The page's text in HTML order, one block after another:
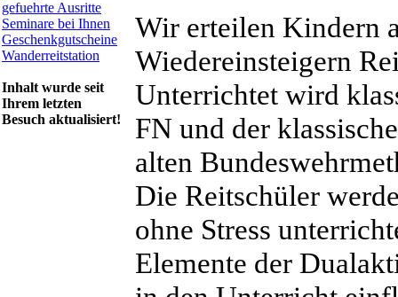
gefuehrte Ausritte
Seminare bei Ihnen
Geschenkgutscheine
Wanderreitstation
Inhalt wurde seit
Ihrem letzten
Besuch aktualisiert!
Wir erteilen Kindern
Wiedereinsteigern
Unterrichtet wird
FN und der
alten
Die Reitschüler
ohne Stress
Elemente der